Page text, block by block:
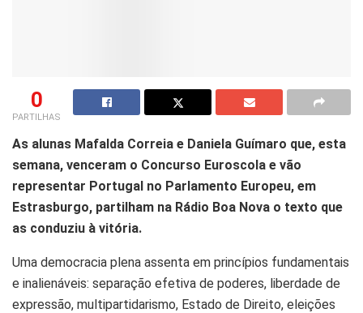
0
PARTILHAS
As alunas Mafalda Correia e Daniela Guímaro que, esta
semana, venceram o Concurso Euroscola e vão
representar Portugal no Parlamento Europeu, em
Estrasburgo, partilham na Rádio Boa Nova o texto que
as conduziu à vitória.
Uma democracia plena assenta em princípios fundamentais
e inalienáveis: separação efetiva de poderes, liberdade de
expressão, multipartidarismo, Estado de Direito, eleições